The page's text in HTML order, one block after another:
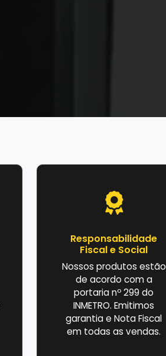
Responsabilidade
Fiscal e Social
Nossos produtos estão
de acordo com a
portaria nº 299 do
INMETRO. Emitimos
garantia e Nota Fiscal
em todas as vendas.